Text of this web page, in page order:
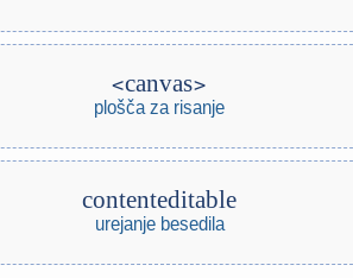
canvas
plošča za risanje
contenteditable
urejanje besedila